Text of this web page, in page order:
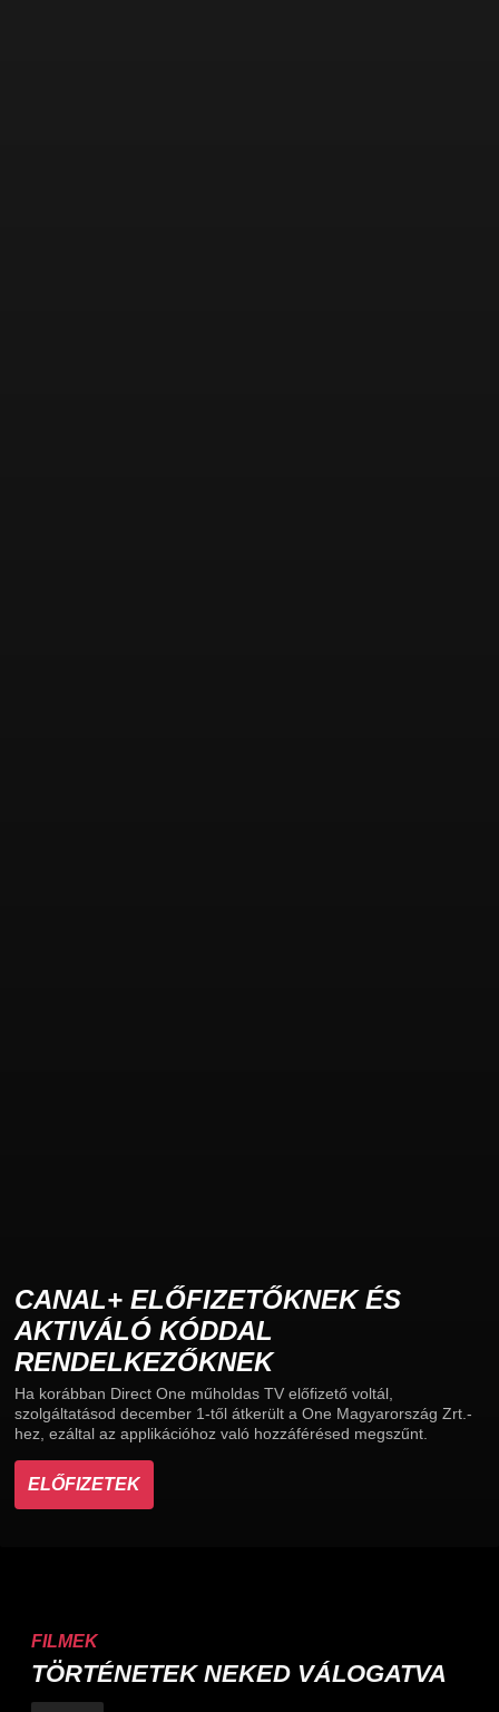
CANAL+ ELŐFIZETŐKNEK ÉS
AKTIVÁLÓ KÓDDAL
RENDELKEZŐKNEK
Ha korábban Direct One műholdas TV előfizető voltál,
szolgáltatásod december 1-től átkerült a One Magyarország Zrt.-
hez, ezáltal az applikációhoz való hozzáférésed megszűnt.
ELŐFIZETEK
FILMEK
TÖRTÉNETEK NEKED VÁLOGATVA